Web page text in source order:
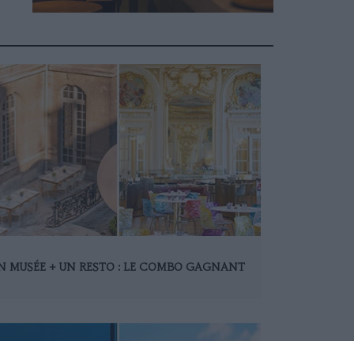
MUSÉE + UN RESTO : LE COMBO GAGNANT